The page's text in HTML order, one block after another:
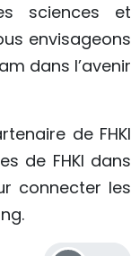
sciences et
envisageons
dans l’avenir
de FHKI
de FHKI dans
connecter les